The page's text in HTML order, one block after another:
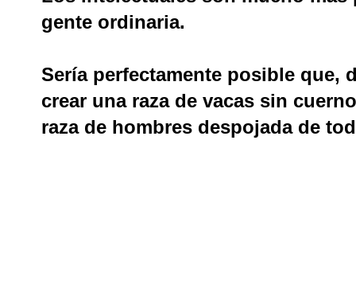
gente ordinaria.
Sería perfectamente posible que,
crear una raza de vacas sin
raza de hombres despojada de